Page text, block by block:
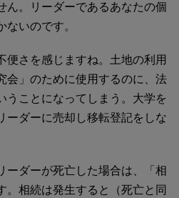
ん。リーダーであるあなたの個
ないのです。
便さを感じますね。土地の利用
会」のために使用するのに、法
うことになってしまう。大学を
ーダーに売却し移転登記をしな
ーダーが死亡した場合は、「相
。相続は発生すると（死亡と同